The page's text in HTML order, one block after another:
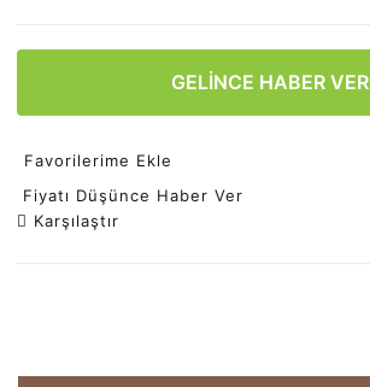
GELİNCE HABER VER
Favorilerime Ekle
Fiyatı Düşünce Haber Ver
Karşılaştır